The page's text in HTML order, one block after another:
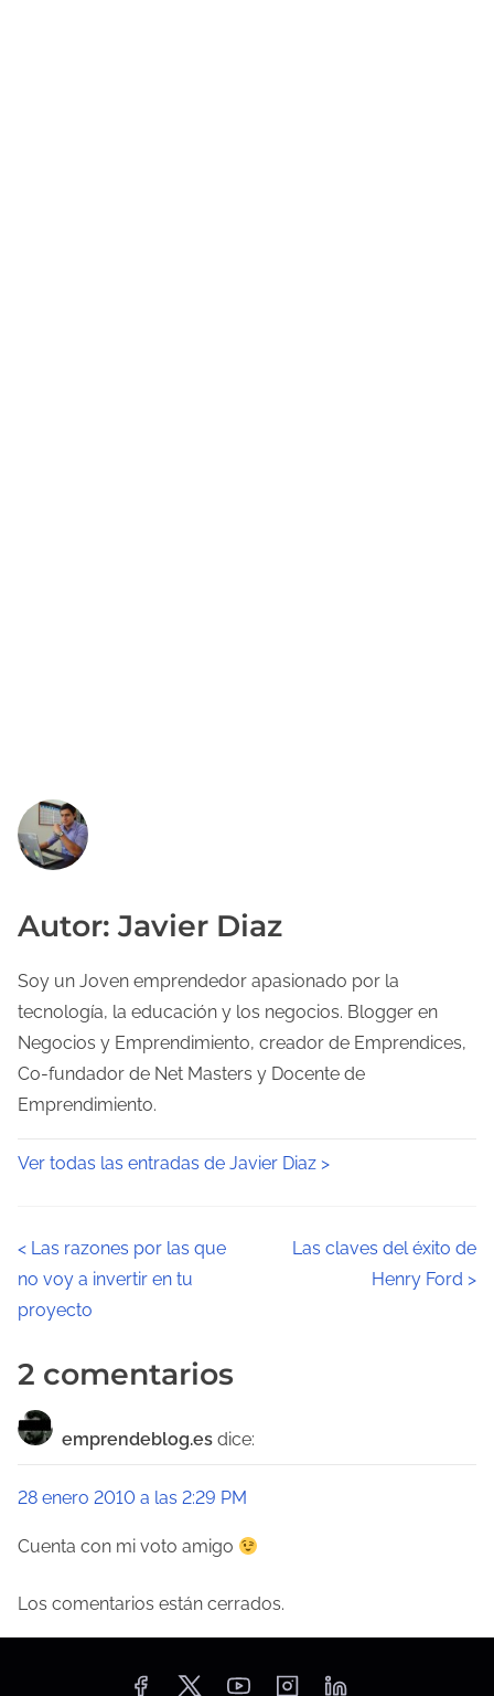
Autor: Javier Diaz
Soy un Joven emprendedor apasionado por la
tecnología, la educación y los negocios. Blogger en
Negocios y Emprendimiento, creador de Emprendices,
Co-fundador de Net Masters y Docente de
Emprendimiento.
Ver todas las entradas de Javier Diaz >
N
a
e
g
i
ó
< Las razones por las que
no voy a invertir en tu
proyecto
Las claves del éxito de
Henry Ford >
2 comentarios
emprendeblog.es dice:
28 enero 2010 a las 2:29 PM
Cuenta con mi voto amigo
Los comentarios están cerrados.